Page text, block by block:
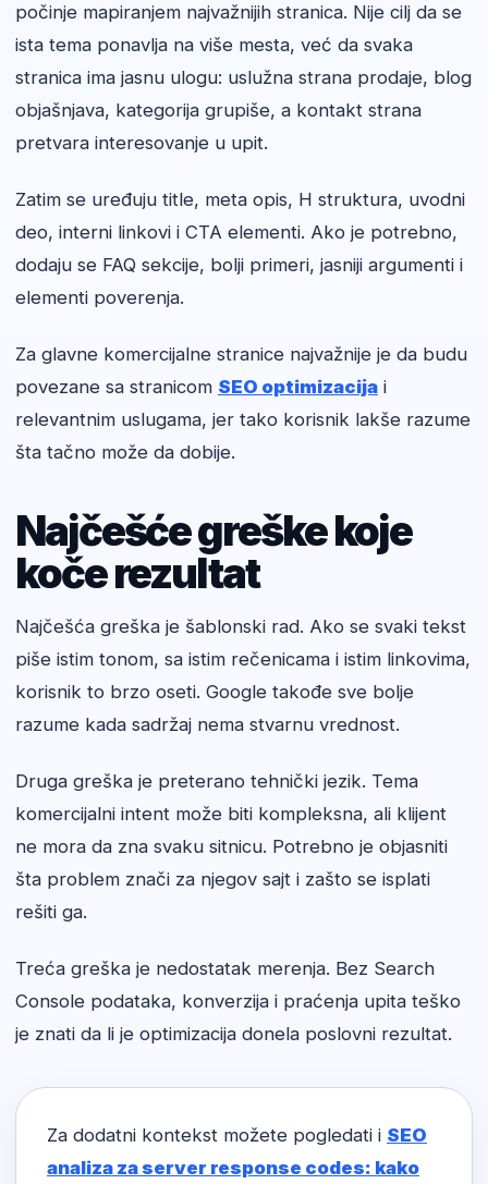
počinje mapiranjem najvažnijih stranica. Nije cilj da se
ista tema ponavlja na više mesta, već da svaka
stranica ima jasnu ulogu: uslužna strana prodaje, blog
objašnjava, kategorija grupiše, a kontakt strana
pretvara interesovanje u upit.
Zatim se uređuju title, meta opis, H struktura, uvodni
deo, interni linkovi i CTA elementi. Ako je potrebno,
dodaju se FAQ sekcije, bolji primeri, jasniji argumenti i
elementi poverenja.
Za glavne komercijalne stranice najvažnije je da budu
povezane sa stranicom SEO optimizacija i
relevantnim uslugama, jer tako korisnik lakše razume
šta tačno može da dobije.
Najčešće greške koje
koče rezultat
Najčešća greška je šablonski rad. Ako se svaki tekst
piše istim tonom, sa istim rečenicama i istim linkovima,
korisnik to brzo oseti. Google takođe sve bolje
razume kada sadržaj nema stvarnu vrednost.
Druga greška je preterano tehnički jezik. Tema
komercijalni intent može biti kompleksna, ali klijent
ne mora da zna svaku sitnicu. Potrebno je objasniti
šta problem znači za njegov sajt i zašto se isplati
rešiti ga.
Treća greška je nedostatak merenja. Bez Search
Console podataka, konverzija i praćenja upita teško
je znati da li je optimizacija donela poslovni rezultat.
Za dodatni kontekst možete pogledati i SEO
analiza za server response codes: kako